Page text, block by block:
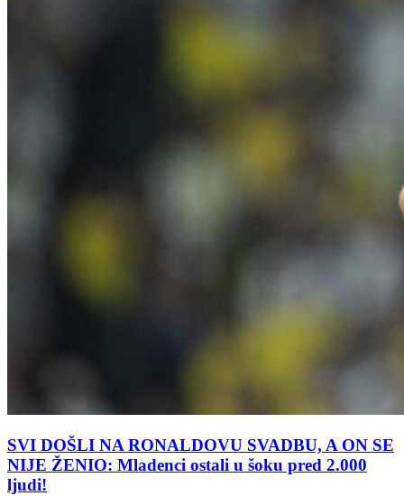
SVI DOŠLI NA RONALDOVU SVADBU, A ON SE
NIJE ŽENIO: Mladenci ostali u šoku pred 2.000
ljudi!